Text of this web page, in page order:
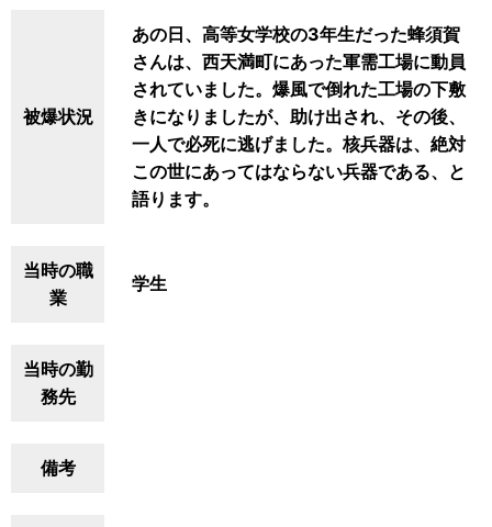
被爆状況
あの日、高等女学校の3年生だった蜂須賀
さんは、西天満町にあった軍需工場に動員
されていました。爆風で倒れた工場の下敷
きになりましたが、助け出され、その後、
一人で必死に逃げました。核兵器は、絶対
この世にあってはならない兵器である、と
語ります。
当時の職
業
学生
当時の勤
務先
備考